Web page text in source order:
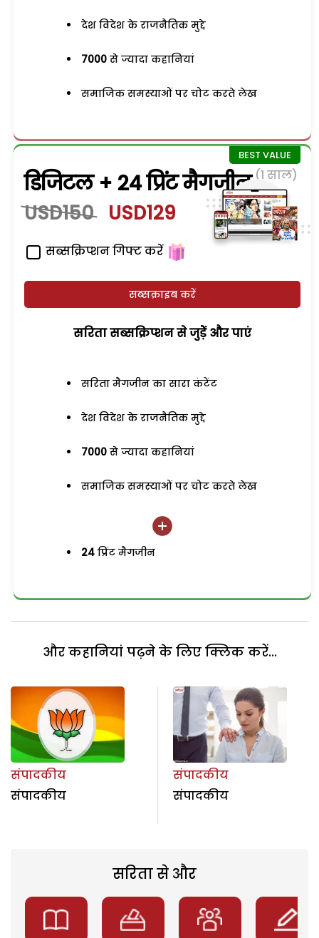
देश विदेश के राजनैतिक मुद्दे
7000 से ज्यादा कहानियां
समाजिक समस्याओं पर चोट करते लेख
डिजिटल + 24 प्रिंट मैगजीन (1 साल)
USD150 USD129
सब्सक्रिप्शन गिफ्ट करें
सब्सक्राइब करें
सरिता सब्सक्रिप्शन से जुड़ेें और पाएं
सरिता मैगजीन का सारा कंटेंट
देश विदेश के राजनैतिक मुद्दे
7000 से ज्यादा कहानियां
समाजिक समस्याओं पर चोट करते लेख
24 प्रिंट मैगजीन
और कहानियां पढ़ने के लिए क्लिक करें...
संपादकीय
संपादकीय
संपादकीय
संपादकीय
सरिता से और